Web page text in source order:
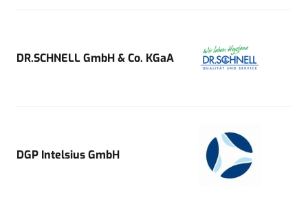
DR.SCHNELL GmbH & Co. KGaA
DGP Intelsius GmbH